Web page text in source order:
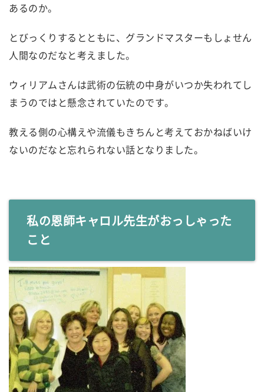
あるのか。
とびっくりするとともに、グランドマスターもしょせん
人間なのだなと考えました。
ウィリアムさんは武術の伝統の中身がいつか失われてし
まうのではと懸念されていたのです。
教える側の心構えや流儀もきちんと考えておかねばいけ
ないのだなと忘れられない話となりました。
私の恩師キャロル先生がおっしゃった
こと